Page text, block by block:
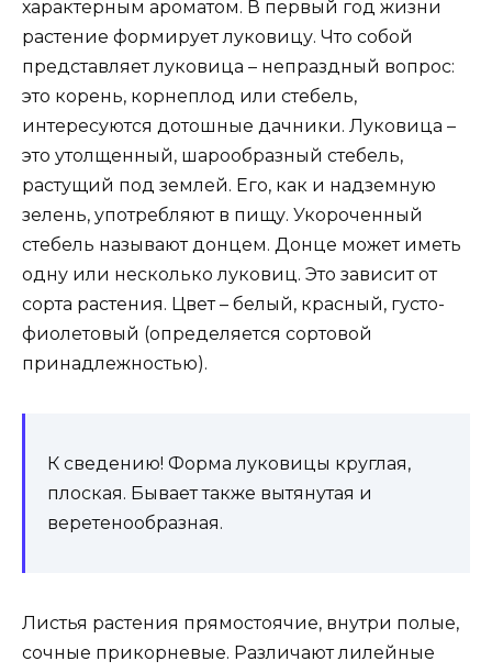
характерным ароматом. В первый год жизни
растение формирует луковицу. Что собой
представляет луковица – непраздный вопрос:
это корень, корнеплод или стебель,
интересуются дотошные дачники. Луковица –
это утолщенный, шарообразный стебель,
растущий под землей. Его, как и надземную
зелень, употребляют в пищу. Укороченный
стебель называют донцем. Донце может иметь
одну или несколько луковиц. Это зависит от
сорта растения. Цвет – белый, красный, густо-
фиолетовый (определяется сортовой
принадлежностью).
К сведению! Форма луковицы круглая,
плоская. Бывает также вытянутая и
веретенообразная.
Листья растения прямостоячие, внутри полые,
сочные прикорневые. Различают лилейные